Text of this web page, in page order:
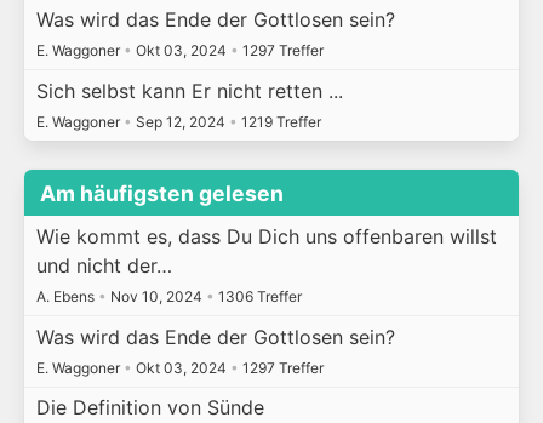
Was wird das Ende der Gottlosen sein?
E. Waggoner • Okt 03, 2024 • 1297 Treffer
Sich selbst kann Er nicht retten ...
E. Waggoner • Sep 12, 2024 • 1219 Treffer
Am häufigsten gelesen
Wie kommt es, dass Du Dich uns offenbaren willst
und nicht der…
A. Ebens • Nov 10, 2024 • 1306 Treffer
Was wird das Ende der Gottlosen sein?
E. Waggoner • Okt 03, 2024 • 1297 Treffer
Die Definition von Sünde